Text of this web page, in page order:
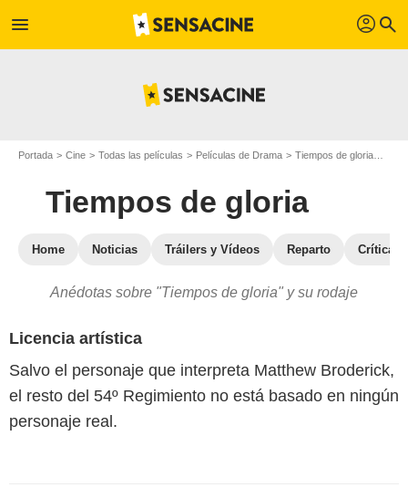
menu profil search
Portada Cine Todas las películas Películas de Drama Tiempos de gloria
Tiempos de gloria
Home Noticias Tráilers y Vídeos Reparto Críticas
Anédotas sobre "Tiempos de gloria" y su rodaje
Licencia artística
Salvo el personaje que interpreta Matthew Broderick,
el resto del 54º Regimiento no está basado en ningún
personaje real.